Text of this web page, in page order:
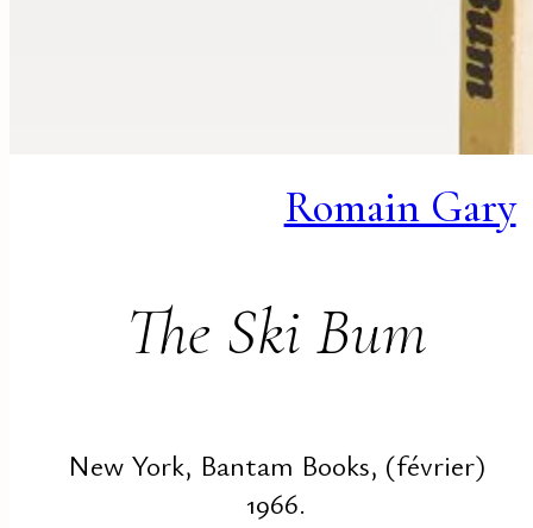
Romain Gary
The Ski Bum
New York, Bantam Books, (février)
1966.